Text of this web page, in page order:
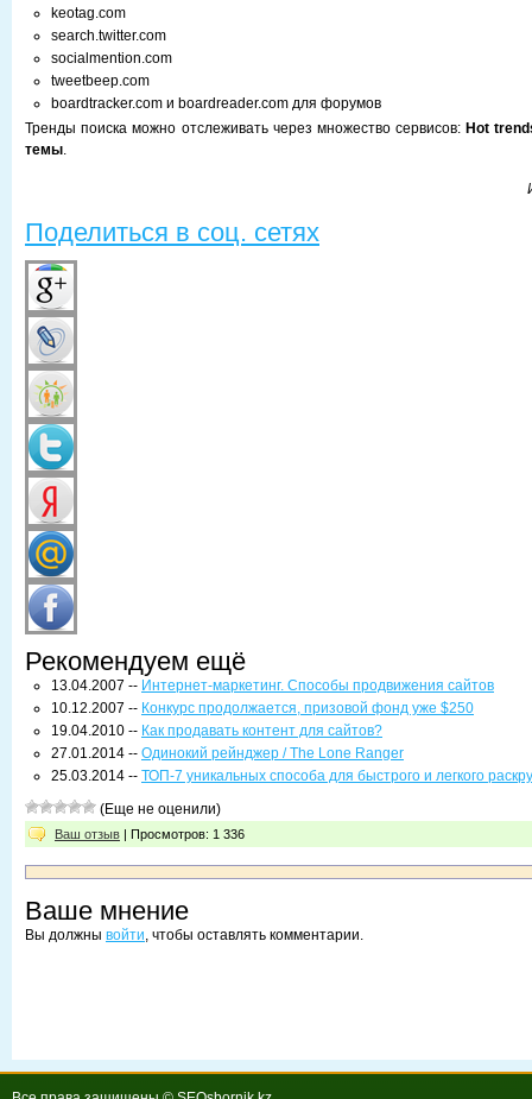
keotag.com
search.twitter.com
socialmention.com
tweetbeep.com
boardtracker.com и boardreader.com для форумов
Тренды поиска можно отслеживать через множество сервисов: Hot
темы.
Поделиться в соц. сетях
Рекомендуем ещё
13.04.2007 -- Интернет-маркетинг. Способы продвижения сайтов
10.12.2007 -- Конкурс продолжается, призовой фонд уже $250
19.04.2010 -- Как продавать контент для сайтов?
27.01.2014 -- Одинокий рейнджер / The Lone Ranger
25.03.2014 -- ТОП-7 уникальных способа для быстрого и легкого
(Еще не оценили)
Ваш отзыв | Просмотров: 1 336
Ваше мнение
Вы должны войти, чтобы оставлять комментарии.